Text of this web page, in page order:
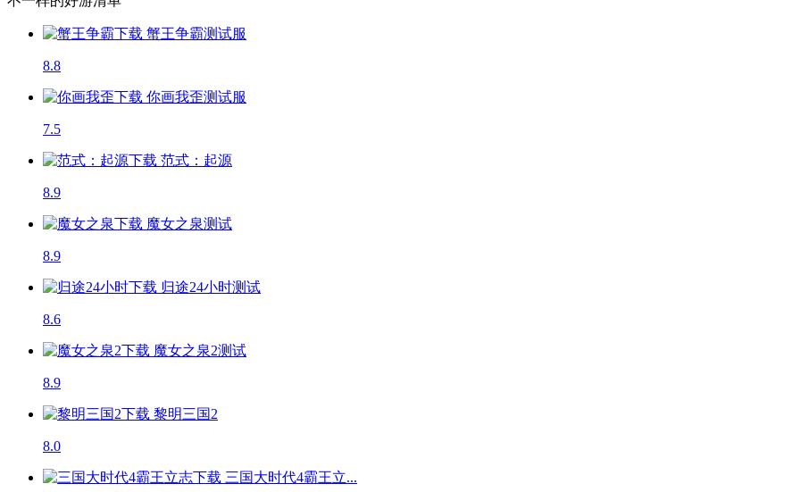
蟹王争霸测试服
8.8
你画我歪测试服
7.5
范式：起源
8.9
魔女之泉测试
8.9
归途24小时测试
8.6
魔女之泉2测试
8.9
黎明三国2
8.0
三国大时代4霸王立...